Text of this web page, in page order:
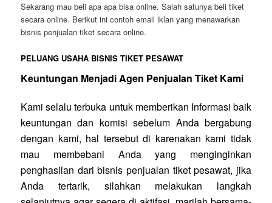
Sekarang mau beli apa apa bisa online. Salah satunya beli tiket
secara online. Berikut ini contoh email iklan yang menawarkan
bisnis penjualan tiket secara online.
PELUANG USAHA BISNIS TIKET PESAWAT
Keuntungan Menjadi Agen Penjualan Tiket Kami
Kami selalu terbuka untuk memberikan Informasi baik
keuntungan dan komisi sebelum Anda bergabung
dengan kami, hal tersebut di karenakan kami tidak
mau membebani Anda yang menginginkan
penghasilan dari bisnis penjualan tiket pesawat, jika
Anda tertarik, silahkan melakukan langkah